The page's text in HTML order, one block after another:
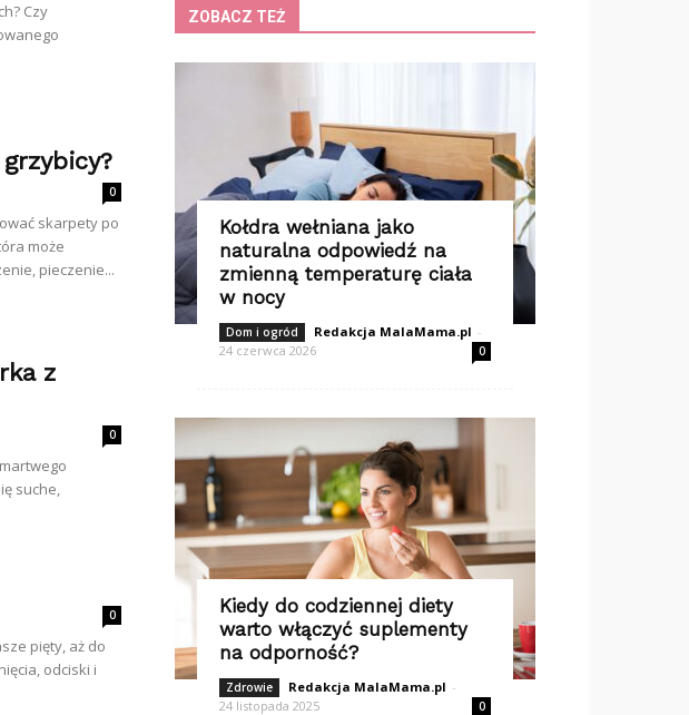
Czy
0
skarpety po
może
pieczenie...
z
0
suche,
0
pięty, aż do
odciski i
ZOBACZ TEŻ
Kołdra wełniana jako
naturalna odpowiedź na
zmienną temperaturę ciała
w nocy
Dom i ogród Redakcja MalaMama.pl -
24 czerwca 2026
0
Kiedy do codziennej diety
warto włączyć suplementy
na odporność?
Zdrowie Redakcja MalaMama.pl -
24 listopada 2025
0